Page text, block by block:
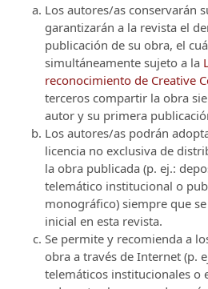
Los autores/as conservarán
garantizarán a la revista el
publicación de su obra, el
simultáneamente sujeto a la
reconocimiento de Creative
terceros compartir la obra
autor y su primera
Los autores/as podrán
licencia no exclusiva de
la obra publicada (p. ej.:
telemático institucional o
monográfico) siempre que
inicial en esta revista.
Se permite y recomienda a
obra a través de Internet (p.
telemáticos institucionales o